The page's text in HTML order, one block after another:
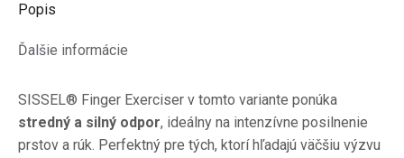
Popis
Ďalšie informácie
SISSEL® Finger Exerciser v tomto variante ponúka
stredný a silný odpor, ideálny na intenzívne posilnenie
prstov a rúk. Perfektný pre tých, ktorí hľadajú väčšiu výzvu